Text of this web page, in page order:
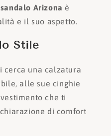
sandalo Arizona è
e il suo aspetto.
Stile
cerca una calzatura
alle sue cinghie
che ti
di comfort